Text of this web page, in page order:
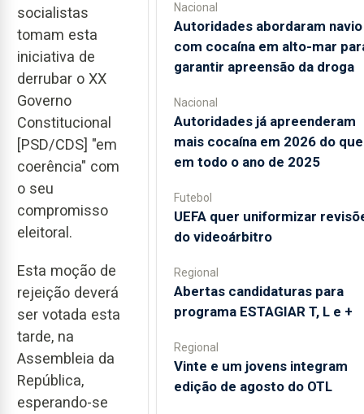
socialistas
tomam esta
iniciativa de
derrubar o XX
Governo
Constitucional
[PSD/CDS] "em
coerência" com
o seu
compromisso
eleitoral.
Esta moção de
rejeição deverá
ser votada esta
tarde, na
Assembleia da
República,
esperando-se
Nacional
Autoridades abordaram navio
com cocaína em alto-mar
garantir apreensão da droga
Nacional
Autoridades já apreenderam
mais cocaína em 2026 do que
em todo o ano de 2025
Futebol
UEFA quer uniformizar
do videoárbitro
Regional
Abertas candidaturas para
programa ESTAGIAR T, L e +
Regional
Vinte e um jovens integram
edição de agosto do OTL